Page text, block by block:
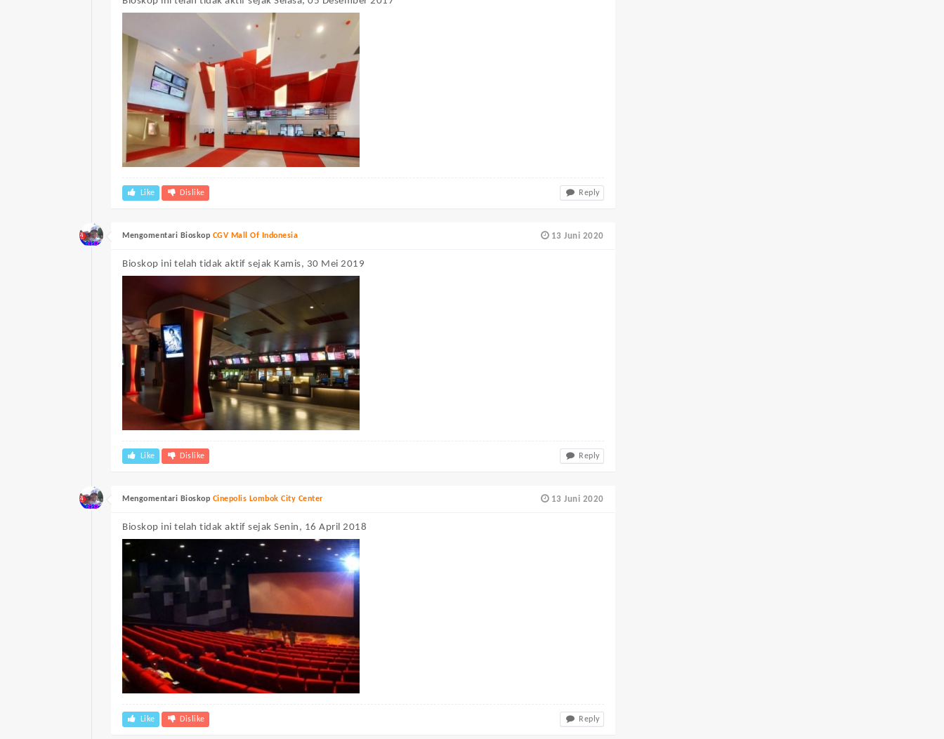
Like Dislike Reply
13 Juni 2020
Mengomentari Bioskop CGV Mall Of Indonesia
Bioskop ini telah tidak aktif sejak Kamis, 30 Mei 2019
Like Dislike Reply
13 Juni 2020
Mengomentari Bioskop Cinepolis Lombok City Center
Bioskop ini telah tidak aktif sejak Senin, 16 April 2018
Like Dislike Reply